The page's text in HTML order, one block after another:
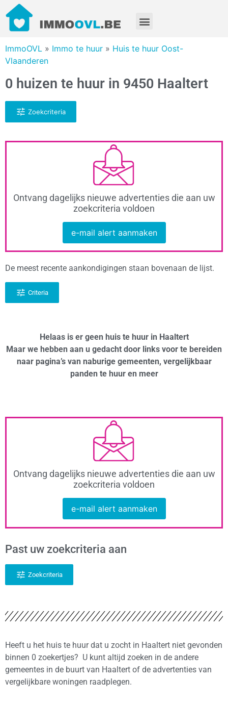
ImmoOVL » Immo te huur » Huis te huur Oost-
Vlaanderen
0 huizen te huur in 9450 Haaltert
Zoekcriteria
Ontvang dagelijks nieuwe advertenties die aan uw
zoekcriteria voldoen
e-mail alert aanmaken
De meest recente aankondigingen staan bovenaan de lijst.
Criteria
Helaas is er geen huis te huur in Haaltert
Maar we hebben aan u gedacht door links voor te bereiden
naar pagina’s van naburige gemeenten, vergelijkbaar
panden te huur en meer
Ontvang dagelijks nieuwe advertenties die aan uw
zoekcriteria voldoen
e-mail alert aanmaken
Past uw zoekcriteria aan
Zoekcriteria
Heeft u het huis te huur dat u zocht in Haaltert niet gevonden
binnen 0 zoekertjes? U kunt altijd zoeken in de andere
gemeentes in de buurt van Haaltert of de advertenties van
vergelijkbare woningen raadplegen.